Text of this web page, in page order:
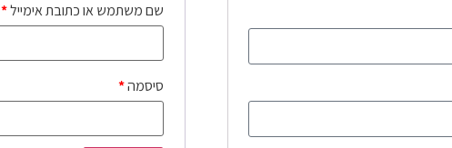
שם משתמש או כתובת אימייל*
סיסמה*